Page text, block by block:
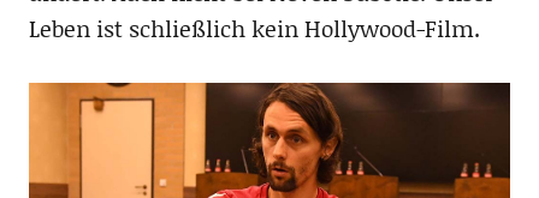
Leben ist schließlich kein Hollywood-Film.